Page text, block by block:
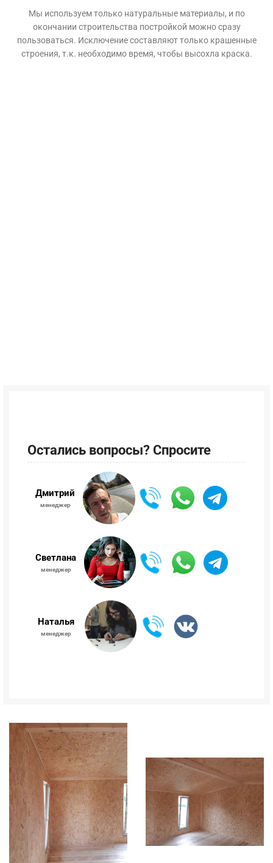
Мы используем только натуральные материалы, и по
окончании строительства постройкой можно сразу
пользоваться. Исключение составляют только крашенные
строения, т.к. необходимо время, чтобы высохла краска.
Остались вопросы? Спросите
Дмитрий
менеджер
Светлана
менеджер
Наталья
менеджер